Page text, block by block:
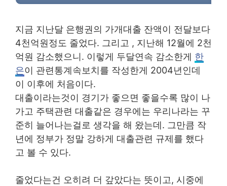
지금 지난달 은행권의 가개대출 잔액이 전달보다
4천억원정도 줄었다. 그리고 , 지난해 12월에 2천
억원 감소했으니. 이렇게 두달연속 감소한게 한
은이 관련통계속보치를 작성한게 2004년인데
이 이후에 처음이다.
대출이라는것이 경기가 좋으면 좋을수록 많이 나
가고 주택관련 대출같은 경우에는 우리나라는 꾸
준히 늘어나는걸로 생각을 해 왔는데. 그만큼 작
년에 정부가 정말 강하게 대출관련 규제를 했다
고 볼 수 있다.
줄었다는건 오히려 더 갚았다는 뜻이고, 시중에